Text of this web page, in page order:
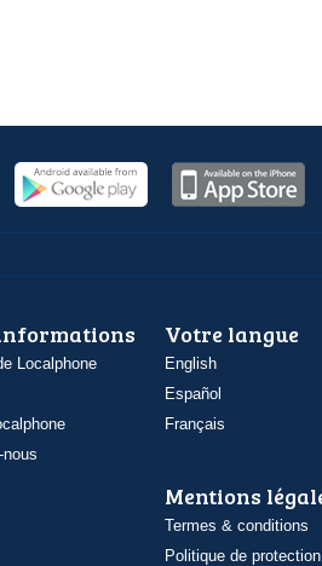
Localphone
Votre langue
English
Español
Français
Mentions
Termes & conditions
Politique de